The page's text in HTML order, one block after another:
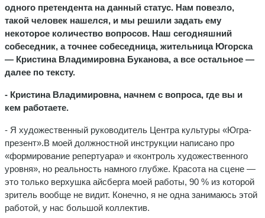
одного претендента на данный статус. Нам повезло,
такой человек нашелся, и мы решили задать ему
некоторое количество вопросов. Наш сегодняшний
собеседник, а точнее собеседница, жительница Югорска
— Кристина Владимировна Буканова, а все остальное —
далее по тексту.
- Кристина Владимировна, начнем с вопроса, где вы и
кем работаете.
- Я художественный руководитель Центра культуры «Югра-
презент».В моей должностной инструкции написано про
«формирование репертуара» и «контроль художественного
уровня», но реальность намного глубже. Красота на сцене —
это только верхушка айсберга моей работы, 90 % из которой
зритель вообще не видит. Конечно, я не одна занимаюсь этой
работой, у нас большой коллектив.